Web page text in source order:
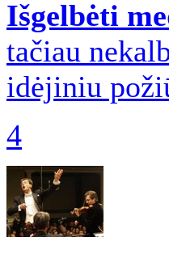
Išgelbėti
tačiau
idėjiniu
4